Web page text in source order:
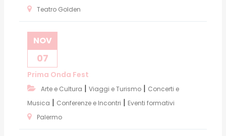
Teatro Golden
NOV
07
Prima Onda Fest
Arte e Cultura | Viaggi e Turismo | Concerti e
Musica | Conferenze e Incontri | Eventi formativi
Palermo